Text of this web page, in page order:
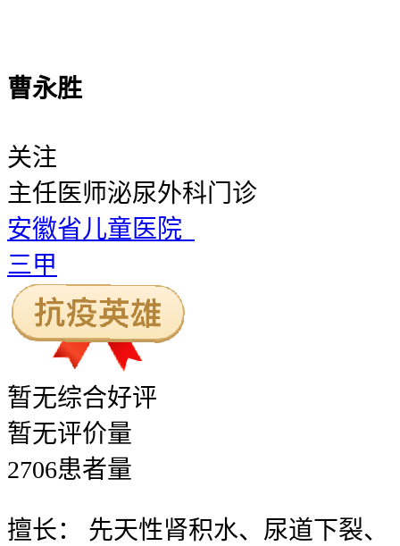
曹永胜
关注
主任医师泌尿外科门诊
安徽省儿童医院
三甲
暂无综合好评
暂无评价量
2706患者量
擅长：
先天性肾积水、尿道下裂、